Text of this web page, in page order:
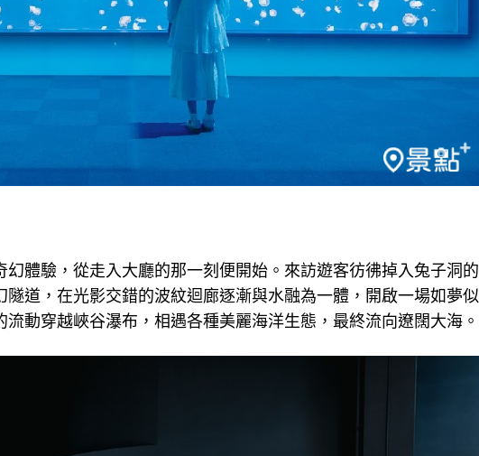
幻體驗，從走入大廳的那一刻便開始。來訪遊客彷彿掉入兔子洞的
道，在光影交錯的波紋迴廊逐漸與水融為一體，開啟一場如夢似
動穿越峽谷瀑布，相遇各種美麗海洋生態，最終流向遼闊大海。